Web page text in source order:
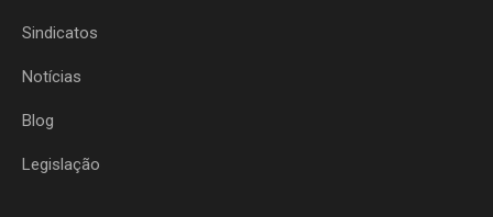
Sindicatos
Notícias
Blog
Legislação